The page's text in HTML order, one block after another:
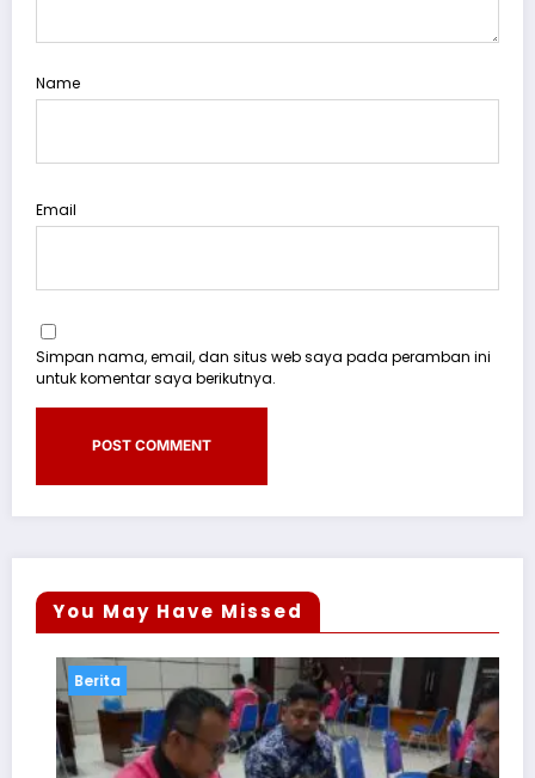
Name
Email
Simpan nama, email, dan situs web saya pada peramban ini
untuk komentar saya berikutnya.
You May Have Missed
Berita